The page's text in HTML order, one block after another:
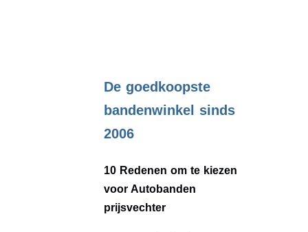
De goedkoopste
bandenwinkel sinds
2006
10 Redenen om te kiezen
voor Autobanden
prijsvechter